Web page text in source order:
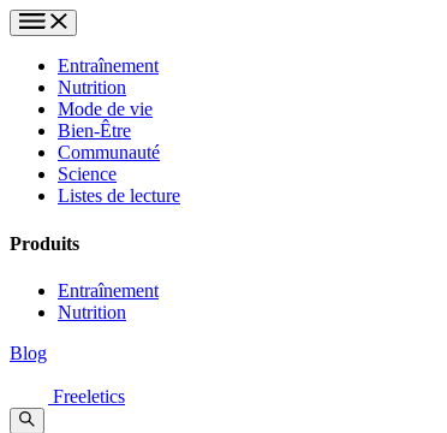
Entraînement
Nutrition
Mode de vie
Bien-Être
Communauté
Science
Listes de lecture
Produits
Entraînement
Nutrition
Blog
Freeletics